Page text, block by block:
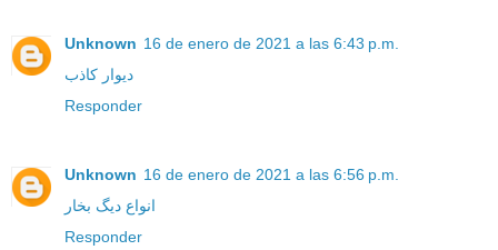
Unknown 16 de enero de 2021 a las 6:43 p.m.
دیوار کاذب
Responder
Unknown 16 de enero de 2021 a las 6:56 p.m.
انواع دیگ بخار
Responder